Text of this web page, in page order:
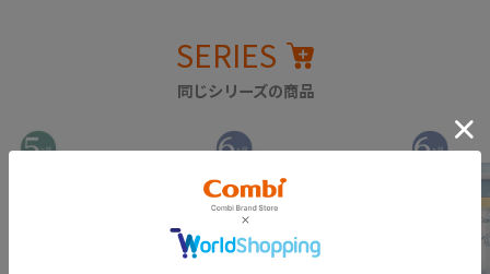
SERIES
同じシリーズの商品